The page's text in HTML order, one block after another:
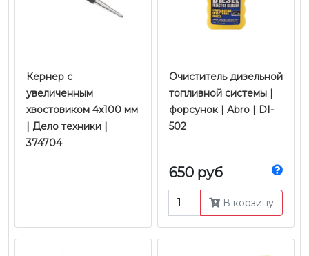
Кернер с
увеличенным
хвостовиком 4х100 мм
| Дело техники |
374704
Очиститель дизельной
топливной системы |
форсунок | Abro | DI-
502
650 руб
В корзину